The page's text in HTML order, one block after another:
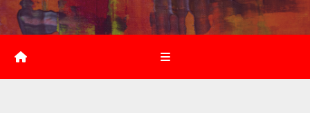
Saltar
al
contenido